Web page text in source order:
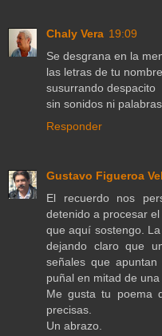
Chaly Vera 19:09
Se desgrana en la
las letras de tu nombre
susurrando despacito
sin sonidos ni palabras.
Responder
Gustavo Figueroa
El recuerdo nos
detenido a procesar
que aquí sostengo.
dejando claro que
señales que
puñal en mitad de
Me gusta tu poema
precisas.
Un abrazo.